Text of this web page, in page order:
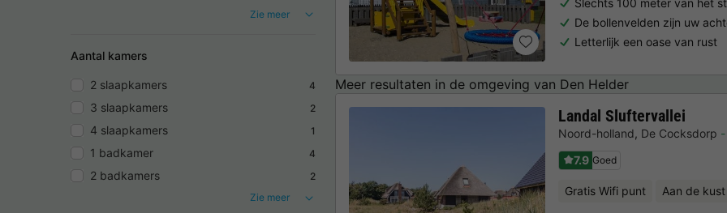
Zie meer
Aantal kamers
2 slaapkamers 4
3 slaapkamers 2
4 slaapkamers 1
1 badkamer 4
2 badkamers
2
Zie meer
Slechts 100 meter van het
De bollenvelden zijn uw
Letterlijk een oase van rust
Meer resultaten in de omgeving van Den Helder
Landal Sluftervallei
Noord-holland, De Cocksdorp
7.9 Goed
Gratis Wifi punt Aan de kust